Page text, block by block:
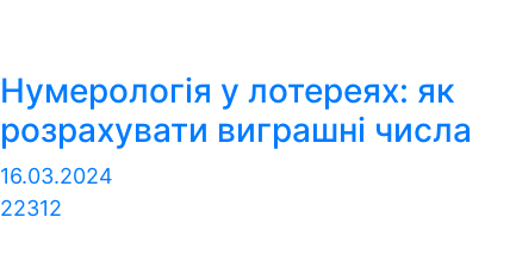
Нумерологія у лотереях: як
розрахувати виграшні числа
16.03.2024
22312